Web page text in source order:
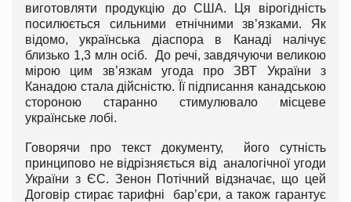
виготовляти продукцію до США. Ця вірогідність
посилюється сильними етнічними зв’язками. Як
відомо, українська діаспора в Канаді налічує
близько 1,3 млн осіб. До речі, завдячуючи великою
мірою цим зв’язкам угода про ЗВТ України з
Канадою стала дійсністю. Її підписання канадською
стороною старанно стимулювало місцеве
українське лобі.
Говорячи про текст документу, його сутність
принципово не відрізняється від аналогічної угоди
України з ЄС. Зенон Потічний відзначає, що цей
Договір стирає тарифні бар’єри, а також гарантує